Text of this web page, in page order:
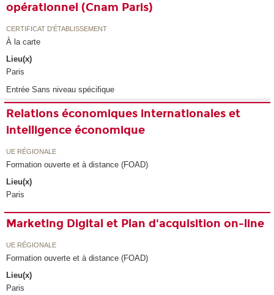
opérationnel (Cnam Paris)
CERTIFICAT D'ÉTABLISSEMENT
À la carte
Lieu(x)
Paris
Entrée Sans niveau spécifique
Relations économiques internationales et
intelligence économique
UE RÉGIONALE
Formation ouverte et à distance (FOAD)
Lieu(x)
Paris
Marketing Digital et Plan d'acquisition on-line
UE RÉGIONALE
Formation ouverte et à distance (FOAD)
Lieu(x)
Paris